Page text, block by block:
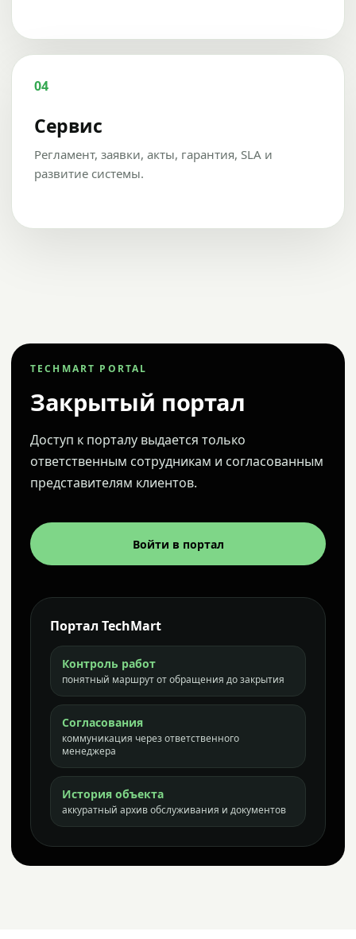
04
Сервис
Регламент, заявки, акты, гарантия, SLA и
развитие системы.
TECHMART PORTAL
Закрытый портал
Доступ к порталу выдается только
ответственным сотрудникам и согласованным
представителям клиентов.
Войти в портал
Портал TechMart
Контроль работ
понятный маршрут от обращения до закрытия
Согласования
коммуникация через ответственного
менеджера
История объекта
аккуратный архив обслуживания и документов